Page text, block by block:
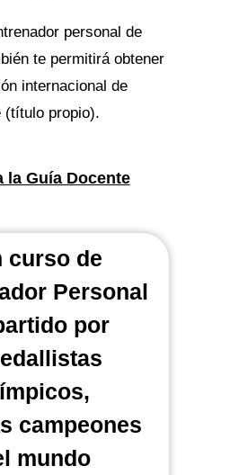
personal de
te permitirá obtener
internacional de
(título propio).
la Guía Docente
curso de
Personal
por
campeones
mundo